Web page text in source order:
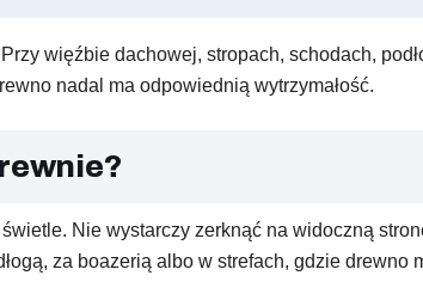
więźbie dachowej, stropach, schodach,
nadal ma odpowiednią wytrzymałość.
Nie wystarczy zerknąć na widoczną
za boazerią albo w strefach, gdzie drewno